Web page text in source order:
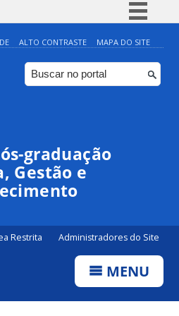
Simplifique!
Comunica BR
Participe
Canais
ALTO CONTRASTE MAPA DO SITE
graduação
Gestão e
Restrita Administradores do Site
MENU